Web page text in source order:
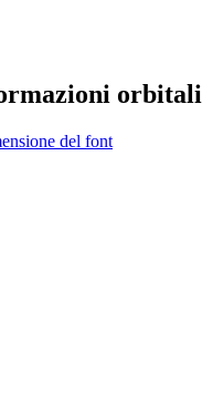
orbitali
del font